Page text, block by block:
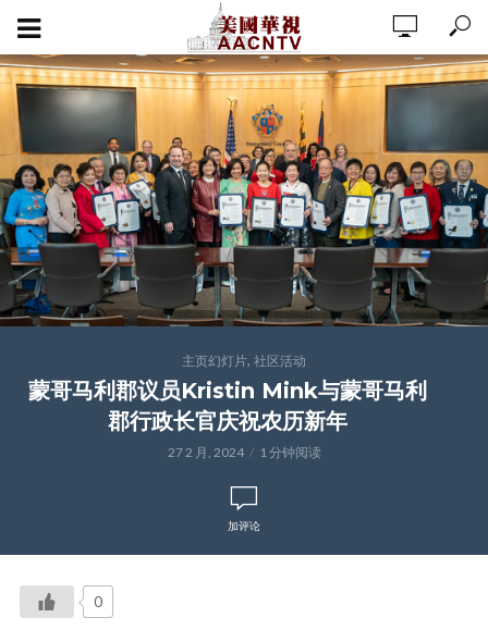
主页幻灯片, 社区活动
蒙哥马利郡议员Kristin Mink与蒙哥马利
郡行政长官庆祝农历新年
27 2 月, 2024 1 分钟阅读
加评论
0